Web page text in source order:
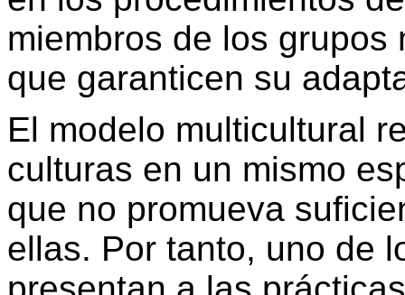
miembros de los
que garanticen su
El modelo multicultural
culturas en un mismo
que no promueva
ellas. Por tanto, uno de